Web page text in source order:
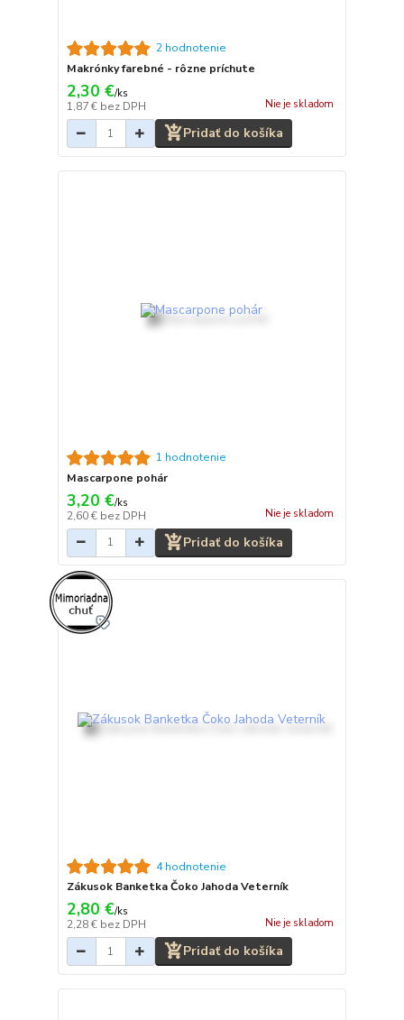
2 hodnotenie
Makrónky farebné - rôzne príchute
2,30 €/ks
1,87 € bez DPH Nie je skladom
Pridať do košíka
1 hodnotenie
Mascarpone pohár
3,20 €/ks
2,60 € bez DPH Nie je skladom
Pridať do košíka
4 hodnotenie
Zákusok Banketka Čoko Jahoda Veterník
2,80 €/ks
2,28 € bez DPH Nie je skladom
Pridať do košíka